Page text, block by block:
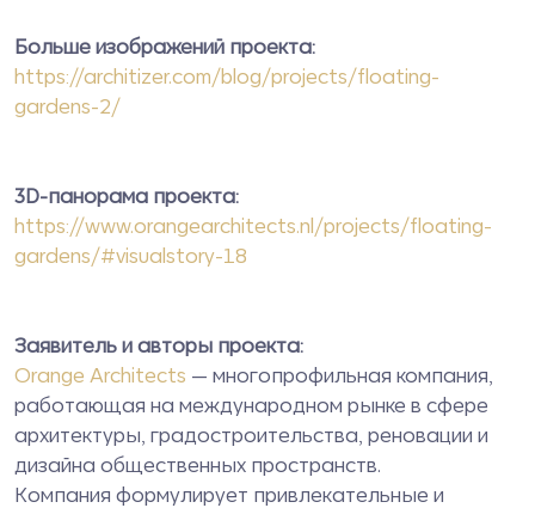
Больше изображений проекта:
https://architizer.com/blog/projects/floating-
gardens-2/
3D-панорама проекта:
https://www.orangearchitects.nl/projects/floating-
gardens/#visualstory-18
Заявитель и авторы проекта:
Orange Architects — многопрофильная компания,
работающая на международном рынке в сфере
архитектуры, градостроительства, реновации и
дизайна общественных пространств.
Компания формулирует привлекательные и